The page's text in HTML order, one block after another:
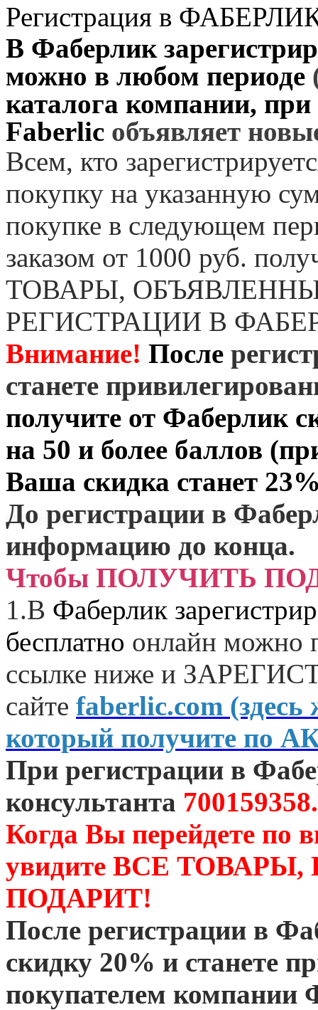
Регистрация в
В Фаберлик
можно в любом периоде
каталога компании,
Faberlic объявляет
Всем, кто
покупку на указанную
покупке в следующем
заказом от 1000 руб.
ТОВАРЫ,
РЕГИСТРАЦИИ В
Внимание! После
станете
получите от Фаберлик
на 50 и более баллов
Ваша скидка станет
До регистрации в
информацию до конца.
Чтобы ПОЛУЧИТЬ
1.В Фаберлик
бесплатно онлайн можно
ссылке ниже и
сайте faberlic.com
который получите по
При регистрации в
консультанта 700159358.
Когда Вы перейдете по
увидите ВСЕ
ПОДАРИТ!
После регистрации в
скидку 20% и станете
покупателем компании